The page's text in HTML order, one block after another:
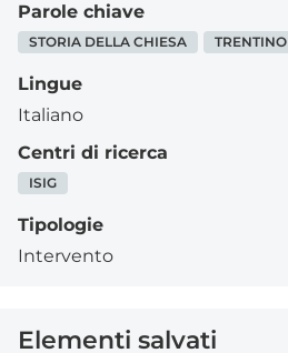
Parole chiave
STORIA DELLA CHIESA TRENTINO
Lingue
Italiano
Centri di ricerca
ISIG
Tipologie
Intervento
Elementi salvati